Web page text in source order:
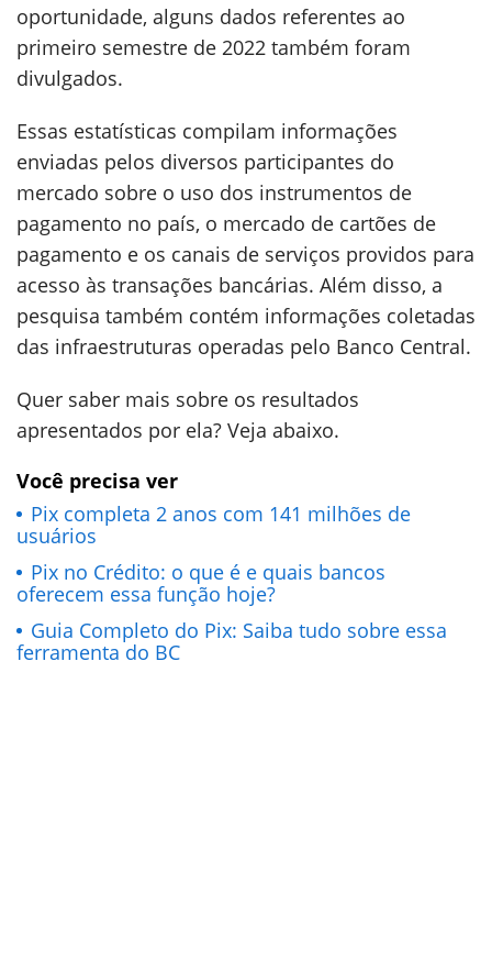
oportunidade, alguns dados referentes ao
primeiro semestre de 2022 também foram
divulgados.
Essas estatísticas compilam informações
enviadas pelos diversos participantes do
mercado sobre o uso dos instrumentos de
pagamento no país, o mercado de cartões de
pagamento e os canais de serviços providos para
acesso às transações bancárias. Além disso, a
pesquisa também contém informações coletadas
das infraestruturas operadas pelo Banco Central.
Quer saber mais sobre os resultados
apresentados por ela? Veja abaixo.
Você precisa ver
Pix completa 2 anos com 141 milhões de
usuários
Pix no Crédito: o que é e quais bancos
oferecem essa função hoje?
Guia Completo do Pix: Saiba tudo sobre essa
ferramenta do BC